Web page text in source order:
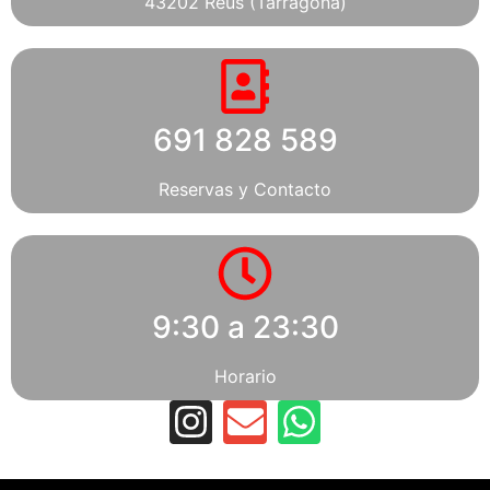
691 828 589
Reservas y Contacto
9:30 a 23:30
Horario